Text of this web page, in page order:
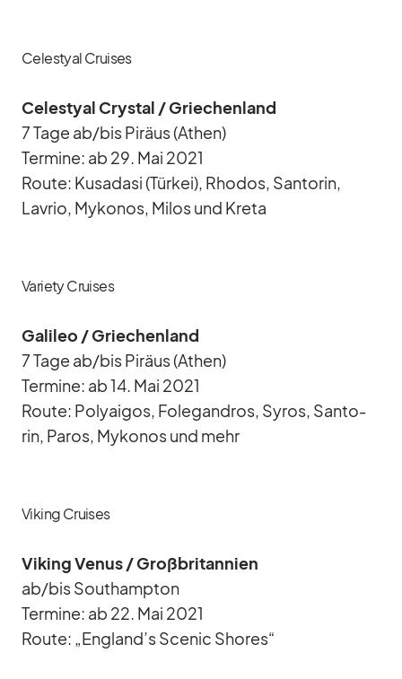
Celestyal Cruises
Ce­les­tyal Crys­tal /​ Grie­chen­land
7 Tage ab/​bis Pi­räus (Athen)
Ter­mine: ab 29. Mai 2021
Route: Kusa­dasi (Tür­kei), Rho­dos, San­to­rin,
Lavrio, My­ko­nos, Mi­los und Kreta
Variety Cruises
Ga­li­leo /​ Grie­chen­land
7 Tage ab/​bis Pi­räus (Athen)
Ter­mine: ab 14. Mai 2021
Route: Po­ly­aigos, Fo­le­gan­dros, Sy­ros, San­to­
rin, Pa­ros, My­ko­nos und mehr
Viking Cruises
Vi­king Ve­nus /​ Groß­bri­tan­nien
ab/​bis Sout­hamp­ton
Ter­mine: ab 22. Mai 2021
Route: „England’s Scenic Shores“